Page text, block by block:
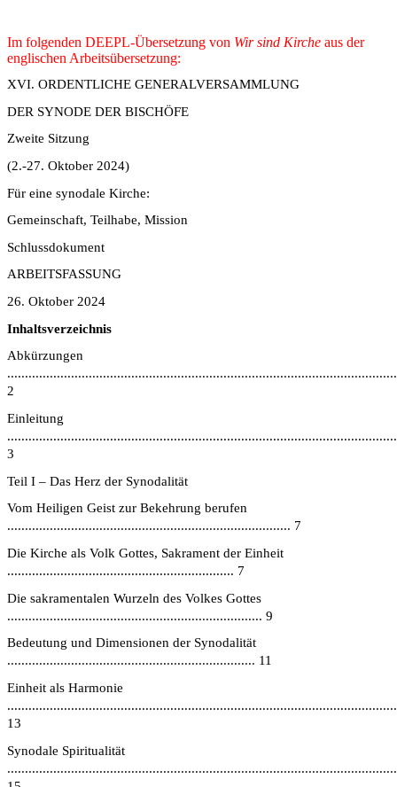
Im folgenden DEEPL-Übersetzung von Wir sind Kirche aus der
englischen Arbeitsübersetzung:
XVI. ORDENTLICHE GENERALVERSAMMLUNG
DER SYNODE DER BISCHÖFE
Zweite Sitzung
(2.-27. Oktober 2024)
Für eine synodale Kirche:
Gemeinschaft, Teilhabe, Mission
Schlussdokument
ARBEITSFASSUNG
26. Oktober 2024
Inhaltsverzeichnis
Abkürzungen
2
Einleitung
3
Teil I – Das Herz der Synodalität
Vom Heiligen Geist zur Bekehrung berufen
................................................................................ 7
Die Kirche als Volk Gottes, Sakrament der Einheit
................................................................ 7
Die sakramentalen Wurzeln des Volkes Gottes
........................................................................ 9
Bedeutung und Dimensionen der Synodalität
...................................................................... 11
Einheit als Harmonie
13
Synodale Spiritualität
..............................................................................................................